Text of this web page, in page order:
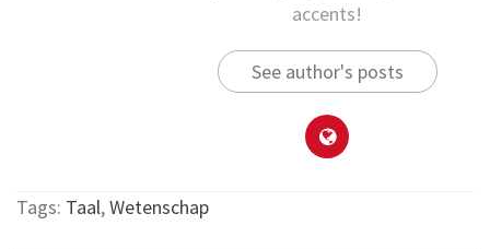
accents!
See author's posts
Tags: Taal,Wetenschap